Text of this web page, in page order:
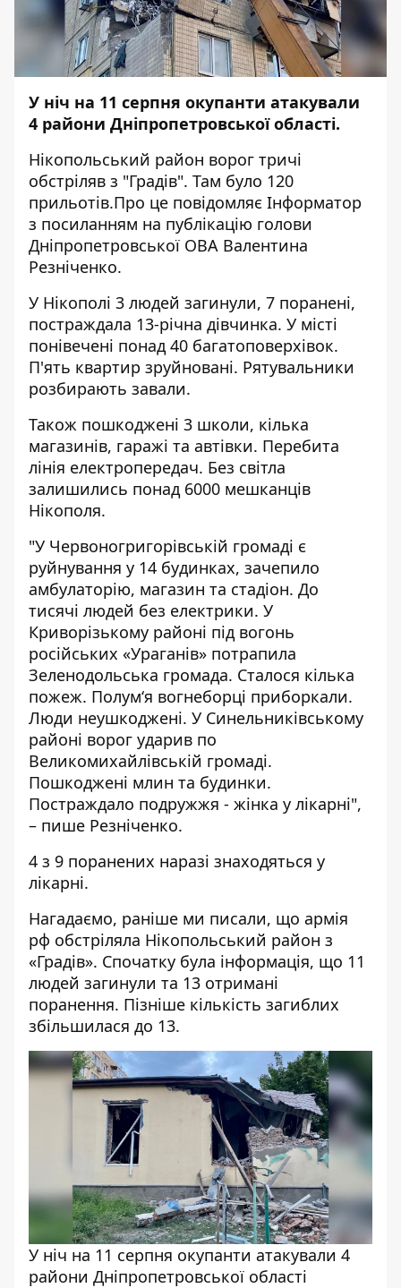
У ніч на 11 серпня окупанти атакували
4 райони Дніпропетровської області.
Нікопольський район ворог тричі
обстріляв з "Градів". Там було 120
прильотів.Про це повідомляє Інформатор
з посиланням на публікацію голови
Дніпропетровської ОВА Валентина
Резніченко.
У Нікополі 3 людей загинули, 7 поранені,
постраждала 13-річна дівчинка. У місті
понівечені понад 40 багатоповерхівок.
П'ять квартир зруйновані. Рятувальники
розбирають завали.
Також пошкоджені 3 школи, кілька
магазинів, гаражі та автівки. Перебита
лінія електропередач. Без світла
залишились понад 6000 мешканців
Нікополя.
"У Червоногригорівській громаді є
руйнування у 14 будинках, зачепило
амбулаторію, магазин та стадіон. До
тисячі людей без електрики. У
Криворізькому районі під вогонь
російських «Ураганів» потрапила
Зеленодольська громада. Сталося кілька
пожеж. Полум‘я вогнеборці приборкали.
Люди неушкоджені. У Синельниківському
районі ворог ударив по
Великомихайлівській громаді.
Пошкоджені млин та будинки.
Постраждало подружжя - жінка у лікарні",
– пише Резніченко.
4 з 9 поранених наразі знаходяться у
лікарні.
Нагадаємо, раніше ми писали, що армія
рф обстріляла Нікопольський район з
«Градів». Спочатку була інформація, що 11
людей загинули та 13 отримані
поранення. Пізніше кількість загиблих
збільшилася до 13.
У ніч на 11 серпня окупанти атакували 4
райони Дніпропетровської області